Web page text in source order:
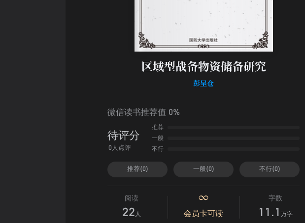
区域型战备物资储备研究
彭呈仓
微信读书推荐值 0%
待评分
0人点评
推荐
一般
不行
推荐(0) 一般(0) 不行(0)
阅读
22 人 会员卡可读
字数
11.1万字